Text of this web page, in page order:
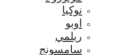
نوكيا
اوبو
ريلمي
سامسونج